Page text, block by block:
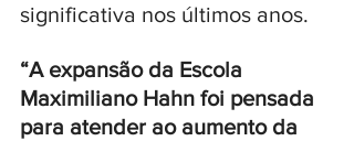
significativa nos últimos anos.
“A expansão da Escola
Maximiliano Hahn foi pensada
para atender ao aumento da